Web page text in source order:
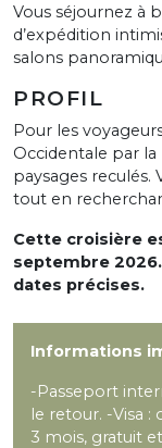
Vous séjournez à
d’expédition
salons
PROFIL
Pour les
Occidentale par
paysages reculés.
tout en
Cette croisière
septembre
dates précises.
Informations
-Passeport
le retour. -Visa :
3 mois, gratuit